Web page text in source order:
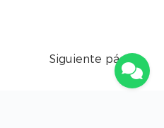
Siguiente página